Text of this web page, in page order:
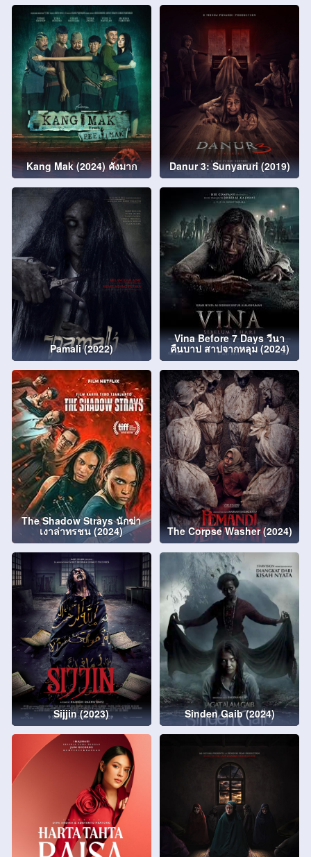
Kang Mak (2024) คังมาก Danur 3: Sunyaruri (2019)
Pamali (2022)
Vina Before 7 Days วีนา
คืนบาป สาปจากหลุม (2024)
The Shadow Strays นักฆ่า
เงาล่าทรชน (2024) The Corpse Washer (2024)
Sijjin (2023) Sinden Gaib (2024)